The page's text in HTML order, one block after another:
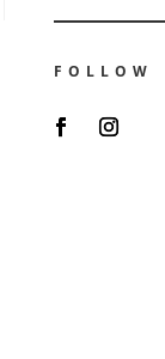
FOLLOW